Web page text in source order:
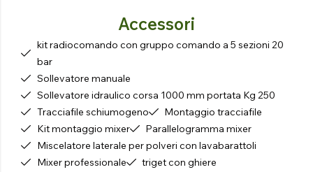
Accessori
kit radiocomando con gruppo comando a 5 sezioni 20
bar
Sollevatore manuale
Sollevatore idraulico corsa 1000 mm portata Kg 250
Tracciafile schiumogeno
Montaggio tracciafile
Kit montaggio mixer
Parallelogramma mixer
Miscelatore laterale per polveri con lavabarattoli
Mixer professionale
triget con ghiere